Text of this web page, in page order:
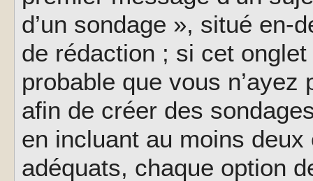
d’un sondage », situé en-
de rédaction ; si cet
probable que vous
afin de créer des
en incluant au moins
adéquats, chaque option